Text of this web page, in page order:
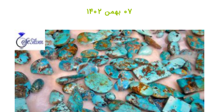
07 بهمن 1402